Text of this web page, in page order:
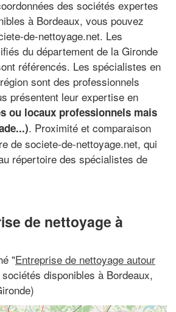
des sociétés expertes
à Bordeaux, vous pouvez
de-nettoyage.net. Les
du département de la Gironde
référencés. Les spécialistes en
sont des professionnels
présentent leur expertise en
ou locaux professionnels mais
. Proximité et comparaison
de societe-de-nettoyage.net, qui
répertoire des spécialistes de
de nettoyage à
"Entreprise de nettoyage autour
disponibles à Bordeaux,